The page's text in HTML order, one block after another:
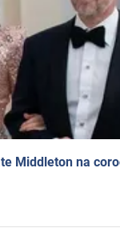
Middleton na